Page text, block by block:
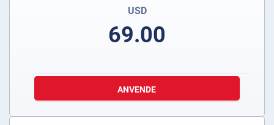
USD
69.00
ANVENDE